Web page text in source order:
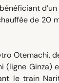
de 20
Otemachi,
(ligne Ginza)
le train